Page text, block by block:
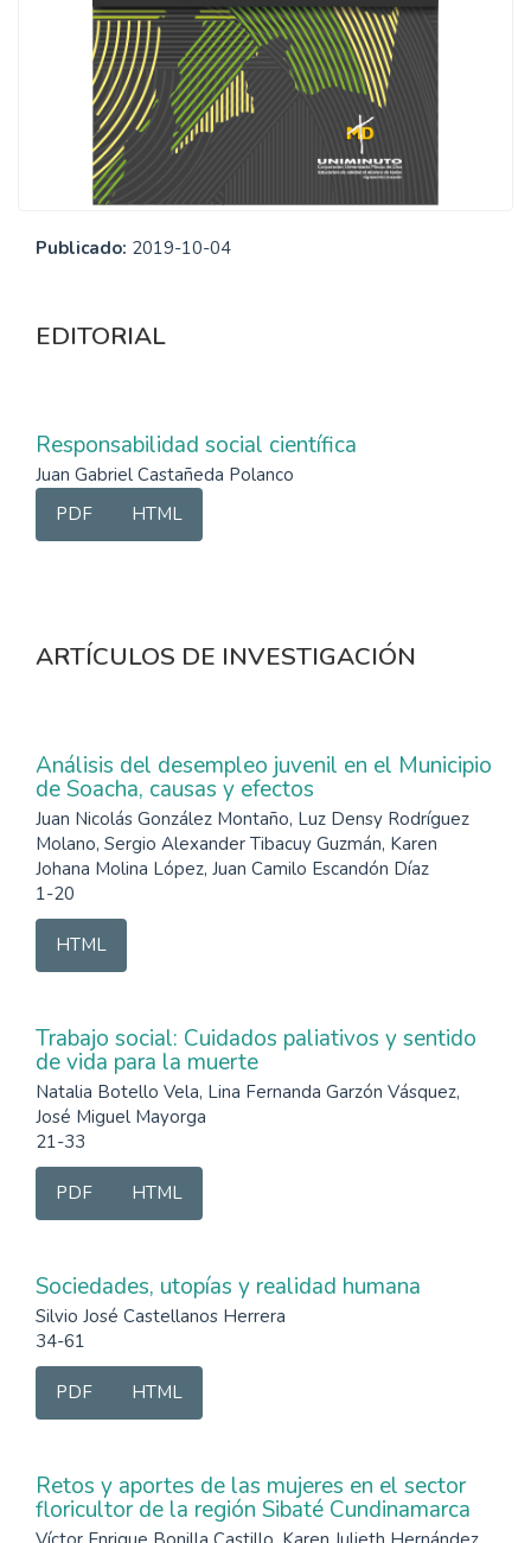
Publicado: 2019-10-04
EDITORIAL
Responsabilidad social científica
Juan Gabriel Castañeda Polanco
PDF
HTML
ARTÍCULOS DE INVESTIGACIÓN
Análisis del desempleo juvenil en el Municipio
de Soacha, causas y efectos
Juan Nicolás González Montaño, Luz Densy Rodríguez
Molano, Sergio Alexander Tibacuy Guzmán, Karen
Johana Molina López, Juan Camilo Escandón Díaz
1-20
HTML
Trabajo social: Cuidados paliativos y sentido
de vida para la muerte
Natalia Botello Vela, Lina Fernanda Garzón Vásquez,
José Miguel Mayorga
21-33
PDF HTML
Sociedades, utopías y realidad humana
Silvio José Castellanos Herrera
34-61
PDF HTML
Retos y aportes de las mujeres en el sector
floricultor de la región Sibaté Cundinamarca